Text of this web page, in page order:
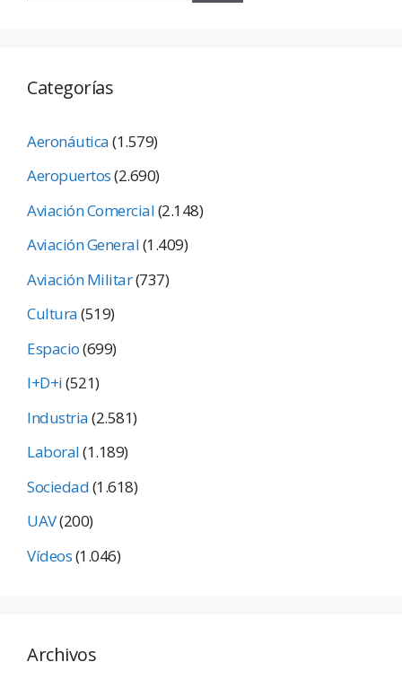
Categorías
Aeronáutica(1.579)
Aeropuertos(2.690)
Aviación Comercial(2.148)
Aviación General(1.409)
Aviación Militar(737)
Cultura(519)
Espacio(699)
I+D+i(521)
Industria(2.581)
Laboral(1.189)
Sociedad(1.618)
UAV(200)
Vídeos(1.046)
Archivos